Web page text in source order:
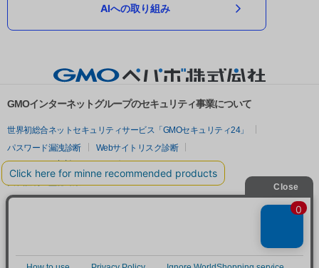
AIへの取り組み
GMOインターネットグループのセキュリティ事業について
世界初総合ネットセキュリティサービス「GMOセキュリティ24」
パスワード漏洩診断
Webサイトリスク診断
セキュリティ相談AIチャットボット
実在証明・盗聴対策
サイバー攻撃対策（GMOサイバーセキュリティ byイエラエ）